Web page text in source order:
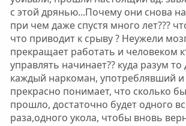
с этой дрянью...Почему они снова
при чем даже спустя много лет???
что приводит к срыву ? Неужели
прекращает работать и человеком
управлять начинает?? куда разум то
каждый наркоман, употреблявший
прекрасно понимает, что сколько
прошло, достаточно будет одного
раза,одного укола, чтобы вновь